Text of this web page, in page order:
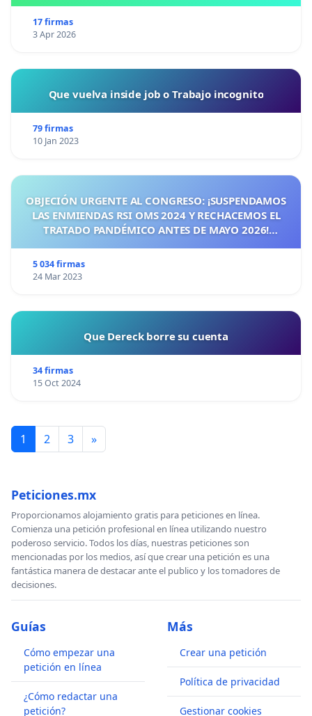
17 firmas
3 Apr 2026
Que vuelva inside job o Trabajo incognito
79 firmas
10 Jan 2023
OBJECIÓN URGENTE AL CONGRESO: ¡SUSPENDAMOS
LAS ENMIENDAS RSI OMS 2024 Y RECHACEMOS EL
TRATADO PANDÉMICO ANTES DE MAYO 2026!
5 034 firmas
24 Mar 2023
Que Dereck borre su cuenta
34 firmas
15 Oct 2024
1 2 3 »
Peticiones.mx
Proporcionamos alojamiento gratis para peticiones en línea.
Comienza una petición profesional en línea utilizando nuestro
poderoso servicio. Todos los días, nuestras peticiones son
mencionadas por los medios, así que crear una petición es una
fantástica manera de destacar ante el publico y los tomadores de
decisiones.
Guías
Cómo empezar una
petición en línea
¿Cómo redactar una
petición?
Más
Crear una petición
Política de privacidad
Gestionar cookies